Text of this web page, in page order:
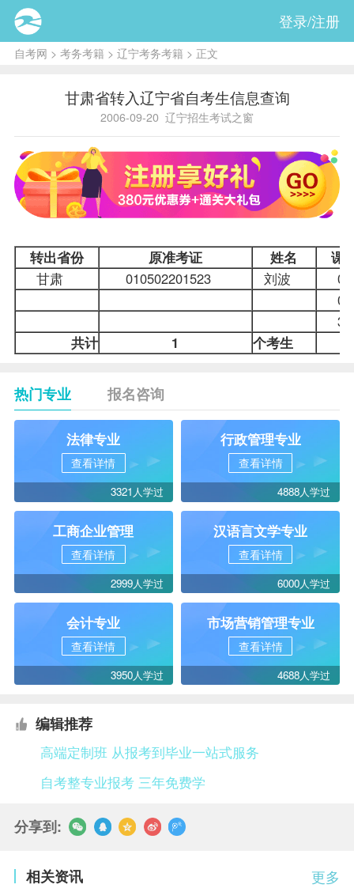
登录/注册
自考网 > 考务考籍 > 辽宁考务考籍 > 正文
甘肃省转入辽宁省自考生信息查询
2006-09-20 辽宁招生考试之窗
转出省份 原准考证 姓名
课
甘肃
010502201523 刘波
共计
1 个考生
热门专业 报名咨询
法律专业
查看详情
3321人学过
行政管理专业
查看详情
4888人学过
工商企业管理
查看详情
2999人学过
汉语言文学专业
查看详情
6000人学过
会计专业
查看详情
3950人学过
市场营销管理专业
查看详情
4688人学过
编辑推荐
高端定制班 从报考到毕业一站式服务
自考整专业报考 三年免费学
分享到:
更多
相关资讯